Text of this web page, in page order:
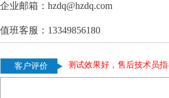
企业邮箱：hzdq@hzdq.com
值班客服：13349856180
客户评价
温升试验装置测试效果好，售后技术员指